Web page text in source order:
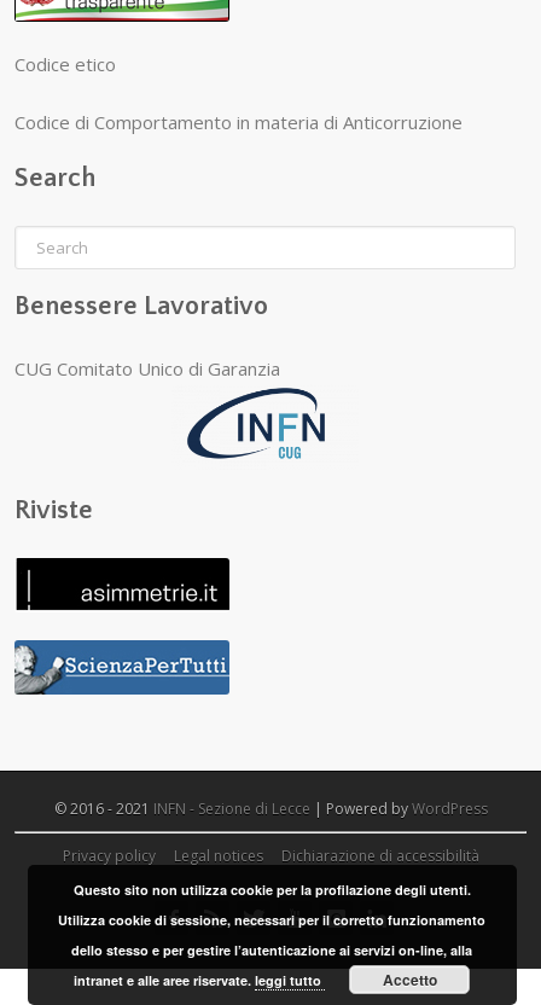
Codice etico
Codice di Comportamento in materia di Anticorruzione
Search
Benessere Lavorativo
CUG Comitato Unico di Garanzia
Riviste
© 2016 - 2021 INFN - Sezione di Lecce | Powered byWordPress
Privacy policy Legal notices Dichiarazione di accessibilità
Questo sito non utilizza cookie per la profilazione degli utenti.
Utilizza cookie di sessione, necessari per il corretto funzionamento
dello stesso e per gestire l’autenticazione ai servizi on-line, alla
intranet e alle aree riservate.leggi tutto Accetto